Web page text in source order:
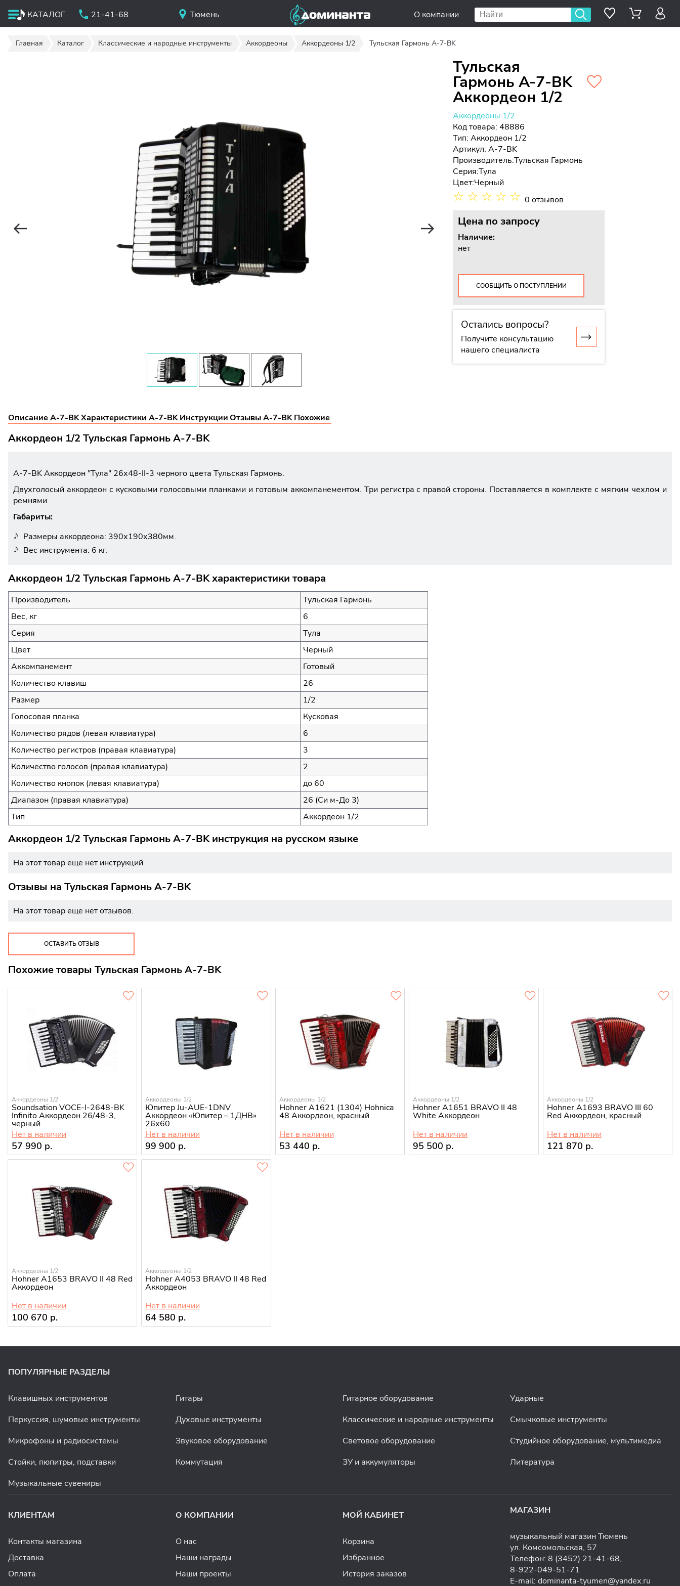
КАТАЛОГ 21-41-68 Тюмень О компании
Главная Каталог Классические и народные инструменты Аккордеоны Аккордеоны 1/2 Тульская Гармонь A-7-BK
Тульская
Гармонь A-7-BK
Аккордеон 1/2
Аккордеоны 1/2
Код товара: 48886
Тип:Аккордеон 1/2
Артикул: A-7-BK
Производитель:Тульская Гармонь
Серия:Тула
Цвет:Черный
☆ ☆ ☆ ☆ ☆ 0 отзывов
Цена по запросу
Наличие:
нет
СООБЩИТЬ О ПОСТУПЛЕНИИ
Остались вопросы?
Получите консультацию
нашего специалиста
Описание A-7-BKХарактеристики A-7-BKИнструкцииОтзывы A-7-BKПохожие
Аккордеон 1/2 Тульская Гармонь A-7-BK
A-7-BK Аккордеон "Тула" 26х48-II-3 черного цвета Тульская Гармонь.
Двухголосый аккордеон с кусковыми голосовыми планками и готовым аккомпанементом. Три регистра с правой стороны. Поставляется в комплекте с мягким чехлом и
ремнями.
Габариты:
Размеры аккордеона: 390х190х380мм.
Вес инструмента: 6 кг.
Аккордеон 1/2 Тульская Гармонь A-7-BK характеристики товара
Производитель
Тульская Гармонь
Вес, кг
6
Серия
Тула
Цвет
Черный
Аккомпанемент
Готовый
Количество клавиш
26
Размер
1/2
Голосовая планка
Кусковая
Количество рядов (левая клавиатура)
6
Количество регистров (правая клавиатура)
3
Количество голосов (правая клавиатура)
2
Количество кнопок (левая клавиатура)
до 60
Диапазон (правая клавиатура)
26 (Си м-До 3)
Тип
Аккордеон 1/2
Аккордеон 1/2 Тульская Гармонь A-7-BK инструкция на русском языке
На этот товар еще нет инструкций
Отзывы на Тульская Гармонь A-7-BK
На этот товар еще нет отзывов.
ОСТАВИТЬ ОТЗЫВ
Похожие товары Тульская Гармонь A-7-BK
Аккордеоны 1/2
Soundsation VOCE-I-2648-BK
Infinito Аккордеон 26/48-3,
черный
Нет в наличии
57 990 р.
Аккордеоны 1/2
Юпитер Ju-AUE-1DNV
Аккордеон «Юпитер – 1ДНВ»
26х60
Нет в наличии
99 900 р.
Аккордеоны 1/2
Hohner A1621 (1304) Hohnica
48 Аккордеон, красный
Нет в наличии
53 440 р.
Аккордеоны 1/2
Hohner A1651 BRAVO II 48
White Аккордеон
Нет в наличии
95 500 р.
Аккордеоны 1/2
Hohner A1693 BRAVO III 60
Red Аккордеон, красный
Нет в наличии
121 870 р.
Аккордеоны 1/2
Hohner A1653 BRAVO II 48 Red
Аккордеон
Нет в наличии
100 670 р.
Аккордеоны 1/2
Hohner A4053 BRAVO II 48 Red
Аккордеон
Нет в наличии
64 580 р.
ПОПУЛЯРНЫЕ РАЗДЕЛЫ
Клавишных инструментов Гитары Гитарное оборудование
Ударные
Перкуссия, шумовые инструменты
Духовые инструменты Классические и народные инструменты
Смычковые инструменты
Микрофоны и радиосистемы
Звуковое оборудование Световое оборудование
Студийное оборудование, мультимедиа
Стойки, пюпитры, подставки
Коммутация ЗУ и аккумуляторы
Литература
Музыкальные сувениры
КЛИЕНТАМ
Контакты магазина
Доставка
Оплата
О КОМПАНИИ
О нас
Наши награды
Наши проекты
МОЙ КАБИНЕТ
Корзина
Избранное
История заказов
МАГАЗИН
музыкальный магазин Тюмень
ул. Комсомольская, 57
Телефон: 8 (3452) 21-41-68,
8-922-049-51-71
E-mail: dominanta-tyumen@yandex.ru